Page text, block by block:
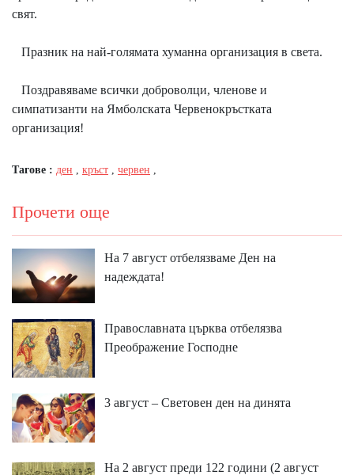
свят.
Празник на най-голямата хуманна организация в света.
Поздравяваме всички доброволци, членове и
симпатизанти на Ямболската Червенокръстката
организация!
Тагове : ден , кръст , червен ,
Прочети още
На 7 август отбелязваме Ден на
надеждата!
Православната църква отбелязва
Преображение Господне
3 август – Световен ден на динята
На 2 август преди 122 години (2 август